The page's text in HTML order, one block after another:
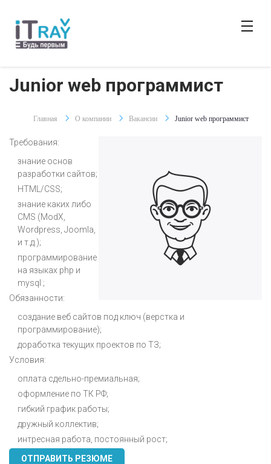
Junior web программист
Главная О компании Вакансии Junior web программист
Требования:
знание основ
разработки сайтов;
HTML/CSS;
знание каких либо
CMS (ModX,
Wordpress, Joomla,
и т.д.);
программирование
на языках php и
mysql ;
Обязанности:
создание веб сайтов под ключ (верстка и
программирование);
доработка текущих проектов по ТЗ;
Условия:
оплата сдельно-премиальная;
оформление по ТК РФ;
гибкий график работы;
дружный коллектив;
интресная работа, постоянный рост;
ОТПРАВИТЬ РЕЗЮМЕ